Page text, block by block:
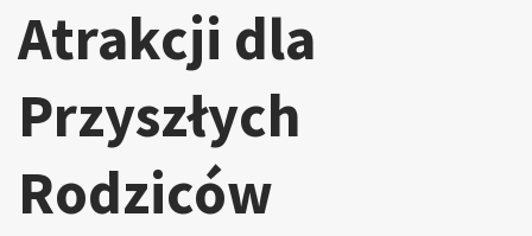
Atrakcji dla
Przyszłych
Rodziców